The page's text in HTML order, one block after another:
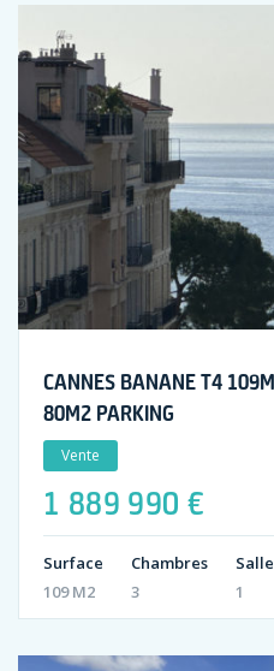
CANNES BANANE T4
80M2 PARKING
Vente
1 889 990 €
Surface
109 M2
Chambres
3
1